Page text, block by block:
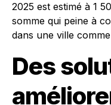
2025 est estimé à 1
somme qui peine à
dans une ville
Des